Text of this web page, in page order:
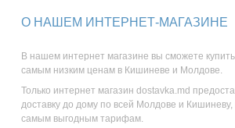
О НАШЕМ ИНТЕРНЕТ-МАГАЗИНЕ
В нашем интернет магазине вы сможете
самым низким ценам в Кишиневе и Молдове.
Только интернет магазин dostavka.md
доставку до дому по всей Молдове и Кишиневу,
самым выгодным тарифам.